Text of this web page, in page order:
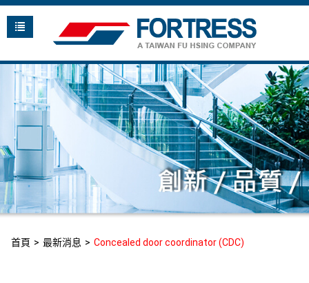
首頁 最新消息 Concealed door coordinator (CDC)